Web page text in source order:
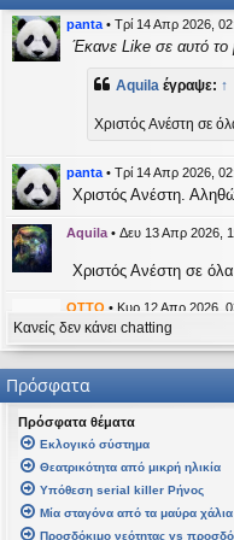
εις panta • Τρί 14 Απρ 2026,
Έκανε Like σε αυτό το
Aquila έγραψε: ↑
Χριστός Ανέστη σε
panta • Τρί 14 Απρ 2026,
Χριστός Ανέστη.
Aquila • Δευ 13 Απρ 2026,
Χριστός Ανέστη σε
OTTO • Κυρ 12 Απρ 2026,
likes this message
kat_woman
panta
Καλή Μεγάλη
Καλή Ανάσταση σε
Κανείς δεν κάνει chatting
Πρόσφατα
Πρόσφατα θέματα
Εκλογικό σύστημα
Θεατρικότητα από μικρή ηλικία
Υπόθεση serial killer Ρήνος
Μία σταγόνα από τα μαύρα χάλια
Προσδόκιμο νεότητας vs